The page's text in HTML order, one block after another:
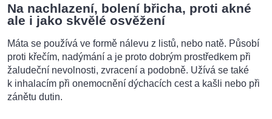
Na nachlazení, bolení břicha, proti akné
ale i jako skvělé osvěžení
Máta se používá ve formě nálevu z listů, nebo natě. Působí
proti křečím, nadýmání a je proto dobrým prostředkem při
žaludeční nevolnosti, zvracení a podobně. Užívá se také
k inhalacím při onemocnění dýchacích cest a kašli nebo při
zánětu dutin.